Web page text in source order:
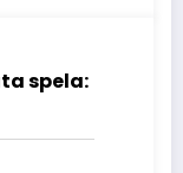
spela: